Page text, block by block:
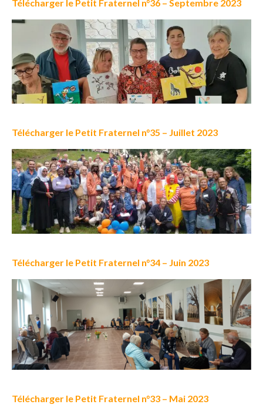
Télécharger le Petit Fraternel n°36 – Septembre 2023
Télécharger le Petit Fraternel n°35 – Juillet 2023
Télécharger le Petit Fraternel n°34 – Juin 2023
Télécharger le Petit Fraternel n°33 – Mai 2023